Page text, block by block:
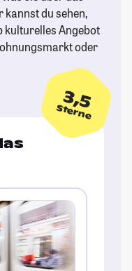
kannst du sehen,
kulturelles Angebot
oder
3,5
Sterne